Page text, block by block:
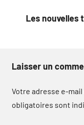
Les nouvelles
Laisser un
Votre adresse e-mail
obligatoires sont